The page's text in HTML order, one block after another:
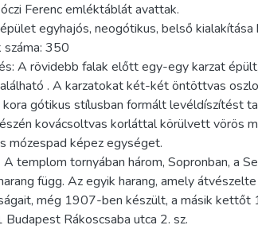
Ferenc emléktáblát avattak.
egyhajós, neogótikus, belső kialakítása
350
A rövidebb falak előtt egy-egy karzat
. A karzatokat két-két öntöttvas
gótikus stílusban formált levéldíszítést
kovácsoltvas korláttal körülvett vörös
mózespad képez egységet.
A templom tornyában három, Sopronban, a
függ. Az egyik harang, amely átvészelte
még 1907-ben készült, a másik
Budapest Rákoscsaba utca 2. sz.